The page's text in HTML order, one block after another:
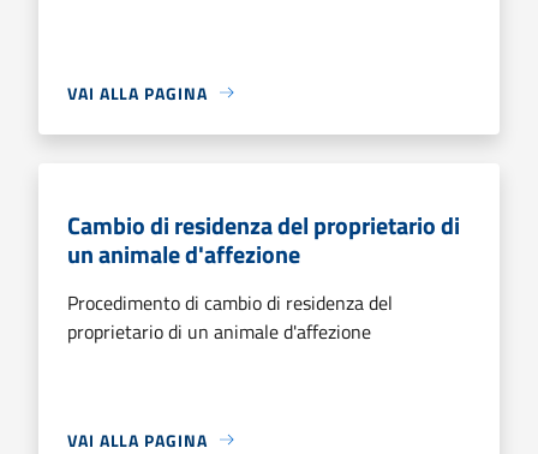
VAI ALLA PAGINA
Cambio di residenza del proprietario di
un animale d'affezione
Procedimento di cambio di residenza del
proprietario di un animale d'affezione
VAI ALLA PAGINA